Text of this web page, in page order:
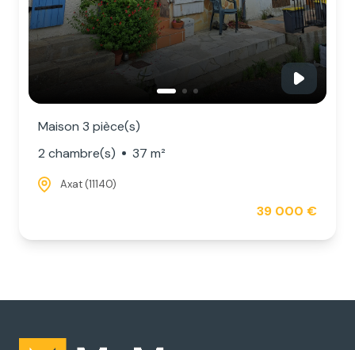
Maison 3 pièce(s)
2 chambre(s)
37 m²
Axat (11140)
39 000 €